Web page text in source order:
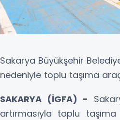
Sakarya Büyükşehir
nedeniyle toplu taşıma
SAKARYA (İGFA) -
artırmasıyla toplu